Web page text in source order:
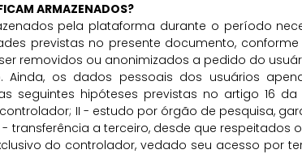
ARMAZENADOS?
pela plataforma durante o período
previstas no presente documento,
removidos ou anonimizados a pedido do
os dados pessoais dos usuários
seguintes hipóteses previstas no artigo 16 da
II - estudo por órgão de pesquisa,
transferência a terceiro, desde que respeitados
do controlador, vedado seu acesso por